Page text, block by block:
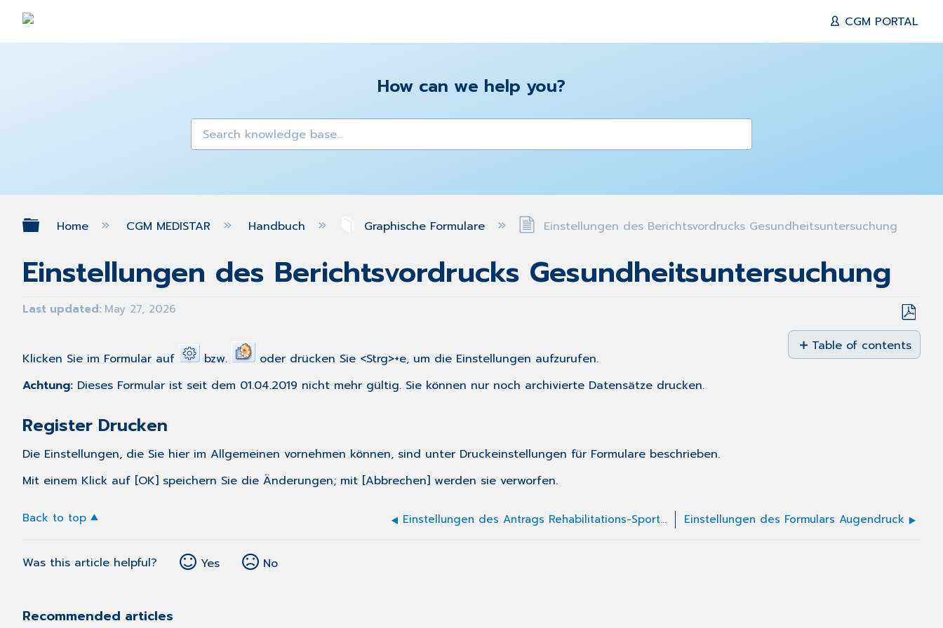
CGM PORTAL
How can we help you?
Expand/collapse global hierarchy
Home CGM MEDISTAR Handbuch Graphische Formulare Einstellungen des Berichtsvordrucks Gesundheitsuntersuchung
Einstellungen des Berichtsvordrucks Gesundheitsuntersuchung
Last updated May 27, 2026
Save
as
PDF
Table of contents
Klicken Sie im Formular auf bzw.
oder drücken Sie <Strg>+e, um die Einstellungen aufzurufen.
Achtung: Dieses Formular ist seit dem 01.04.2019 nicht mehr gültig. Sie können nur noch archivierte Datensätze drucken.
Register Drucken
Die Einstellungen, die Sie hier im Allgemeinen vornehmen können, sind unter Druckeinstellungen für Formulare beschrieben.
Mit einem Klick auf [OK] speichern Sie die Änderungen; mit [Abbrechen] werden sie verworfen.
Back to top Einstellungen des Antrags Rehabilitations-Sport/Funktionstraining Einstellungen des Formulars Augendruck
Was this article helpful? Yes No
Recommended articles